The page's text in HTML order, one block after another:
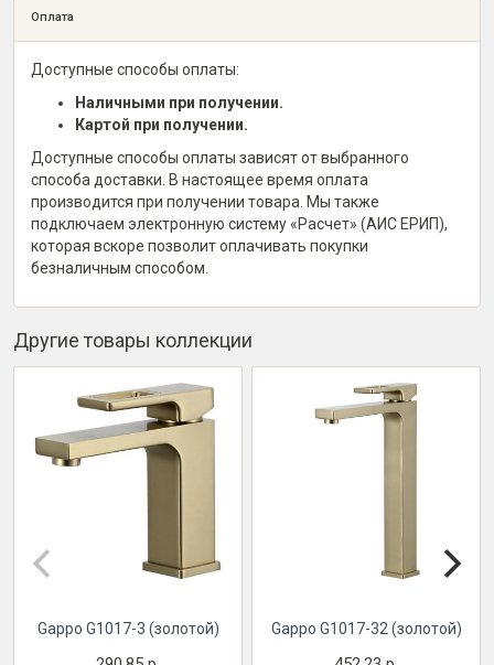
Оплата
Доступные способы оплаты:
Наличными при получении.
Картой при получении.
Доступные способы оплаты зависят от выбранного
способа доставки. В настоящее время оплата
производится при получении товара. Мы также
подключаем электронную систему «Расчет» (АИС ЕРИП),
которая вскоре позволит оплачивать покупки
безналичным способом.
Другие товары коллекции
Gappo G1017-3 (золотой) Gappo G1017-32 (золотой)